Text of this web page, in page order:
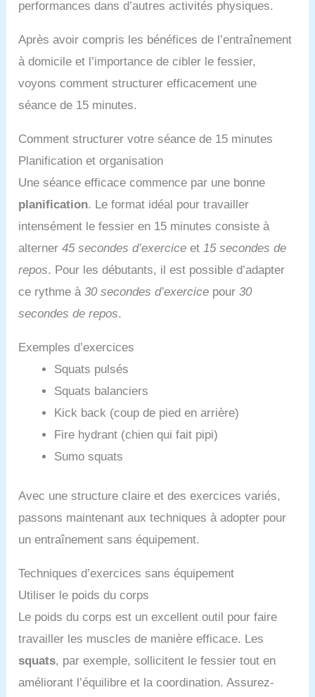
performances dans d’autres activités physiques.
Après avoir compris les bénéfices de l’entraînement
à domicile et l’importance de cibler le fessier,
voyons comment structurer efficacement une
séance de 15 minutes.
Comment structurer votre séance de 15 minutes
Planification et organisation
Une séance efficace commence par une bonne
planification. Le format idéal pour travailler
intensément le fessier en 15 minutes consiste à
alterner45 secondes d’exercice et15 secondes de
repos. Pour les débutants, il est possible d’adapter
ce rythme à30 secondes d’exercice pour30
secondes de repos.
Exemples d’exercices
Squats pulsés
Squats balanciers
Kick back (coup de pied en arrière)
Fire hydrant (chien qui fait pipi)
Sumo squats
Avec une structure claire et des exercices variés,
passons maintenant aux techniques à adopter pour
un entraînement sans équipement.
Techniques d’exercices sans équipement
Utiliser le poids du corps
Le poids du corps est un excellent outil pour faire
travailler les muscles de manière efficace. Les
squats, par exemple, sollicitent le fessier tout en
améliorant l’équilibre et la coordination. Assurez-